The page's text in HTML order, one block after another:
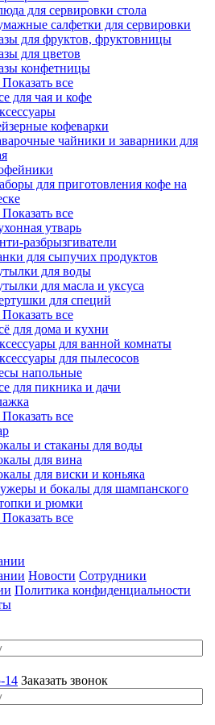
для сервировки стола
салфетки для сервировки
для фруктов, фруктовницы
для цветов
конфетницы
Показать все
для чая и кофе
кофеварки
чайники и заварники для
для приготовления кофе на
Показать все
утварь
разбрызгиватели
для сыпучих продуктов
для воды
для масла и уксуса
для специй
Показать все
для дома и кухни
для ванной комнаты
для пылесосов
напольные
для пикника и дачи
Показать все
и стаканы для воды
для вина
для виски и коньяка
и бокалы для шампанского
и рюмки
Показать все
Новости Сотрудники
Политика конфиденциальности
14 Заказать звонок